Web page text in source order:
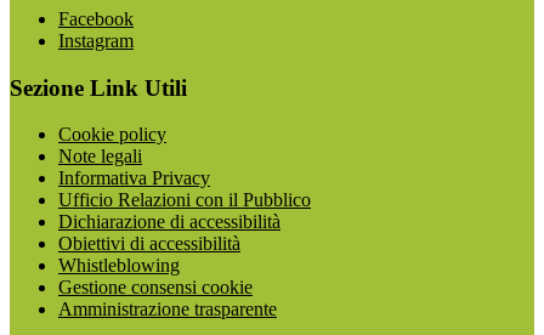
Facebook
Instagram
Sezione Link Utili
Cookie policy
Note legali
Informativa Privacy
Ufficio Relazioni con il Pubblico
Dichiarazione di accessibilità
Obiettivi di accessibilità
Whistleblowing
Gestione consensi cookie
Amministrazione trasparente